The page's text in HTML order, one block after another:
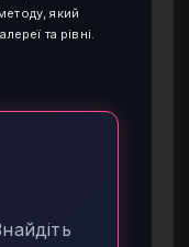
який
та рівні.